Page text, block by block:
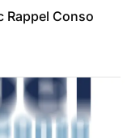
Rappel Conso